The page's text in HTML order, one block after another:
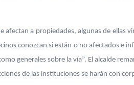
a propiedades, algunas de ellas
conozcan si están o no afectados e
generales sobre la vía”. El alcalde
de las instituciones se harán con